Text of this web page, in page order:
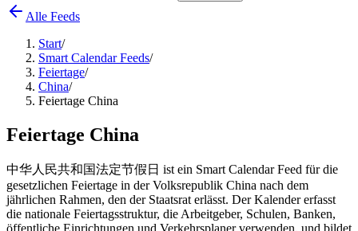
Alle Feeds
Start/
Smart Calendar Feeds/
Feiertage/
China/
Feiertage China
Feiertage China
中华人民共和国法定节假日 ist ein Smart Calendar Feed für die
gesetzlichen Feiertage in der Volksrepublik China nach dem
jährlichen Rahmen, den der Staatsrat erlässt. Der Kalender erfasst
die nationale Feiertagsstruktur, die Arbeitgeber, Schulen, Banken,
öffentliche Einrichtungen und Verkehrsplaner verwenden, und bildet